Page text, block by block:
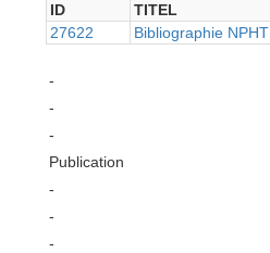
ID TITEL
27622
Bibliographie NPHT
-
-
-
Publication
-
-
-